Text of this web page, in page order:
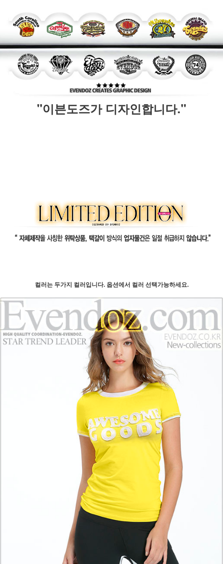
"이븐도즈가 디자인합니다."
컬러는 두가지 컬러입니다. 옵션에서 컬러 선택가능하세요.